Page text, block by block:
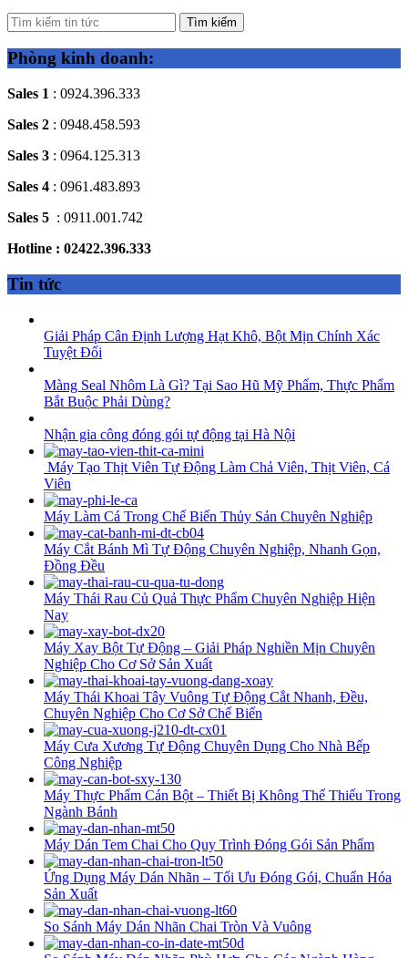
Tìm kiếm
Phòng kinh doanh:
Sales 1 : 0924.396.333
Sales 2 : 0948.458.593
Sales 3 : 0964.125.313
Sales 4 : 0961.483.893
Sales 5 : 0911.001.742
Hotline : 02422.396.333
Tin tức
Giải Pháp Cân Định Lượng Hạt Khô, Bột Mịn Chính Xác
Tuyệt Đối
Màng Seal Nhôm Là Gì? Tại Sao Hũ Mỹ Phẩm, Thực Phẩm
Bắt Buộc Phải Dùng?
Nhận gia công đóng gói tự động tại Hà Nội
Máy Tạo Thịt Viên Tự Động Làm Chả Viên, Thịt Viên, Cá
Viên
Máy Làm Cá Trong Chế Biến Thủy Sản Chuyên Nghiệp
Máy Cắt Bánh Mì Tự Động Chuyên Nghiệp, Nhanh Gọn,
Đồng Đều
Máy Thái Rau Củ Quả Thực Phẩm Chuyên Nghiệp Hiện
Nay
Máy Xay Bột Tự Động – Giải Pháp Nghiền Mịn Chuyên
Nghiệp Cho Cơ Sở Sản Xuất
Máy Thái Khoai Tây Vuông Tự Động Cắt Nhanh, Đều,
Chuyên Nghiệp Cho Cơ Sở Chế Biến
Máy Cưa Xương Tự Động Chuyên Dụng Cho Nhà Bếp
Công Nghiệp
Máy Thực Phẩm Cán Bột – Thiết Bị Không Thể Thiếu Trong
Ngành Bánh
Máy Dán Tem Chai Cho Quy Trình Đóng Gói Sản Phẩm
Ứng Dụng Máy Dán Nhãn – Tối Ưu Đóng Gói, Chuẩn Hóa
Sản Xuất
So Sánh Máy Dán Nhãn Chai Tròn Và Vuông